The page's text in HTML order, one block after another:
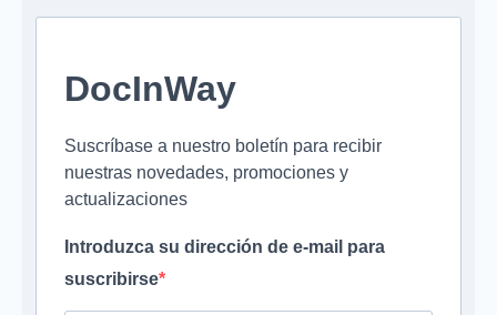
DocInWay
Suscríbase a nuestro boletín para recibir
nuestras novedades, promociones y
actualizaciones
Introduzca su dirección de e-mail para
suscribirse